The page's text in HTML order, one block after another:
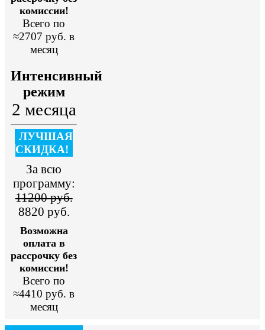
комиссии!
Всего по
≈2707 руб. в
месяц
Интенсивный
режим
2 месяца
ЛУЧШАЯ
СКИДКА!
За всю
программу:
11200 руб.
8820 руб.
Возможна
оплата в
рассрочку без
комиссии!
Всего по
≈4410 руб. в
месяц